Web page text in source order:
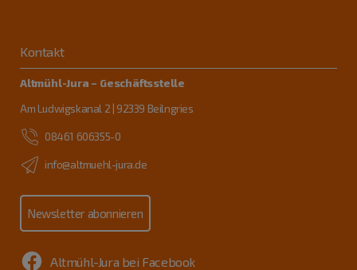
Kontakt
Altmühl-Jura – Geschäftsstelle
Am Ludwigskanal 2 | 92339 Beilngries
08461 606355-0
info@altmuehl-jura.de
Newsletter abonnieren
Altmühl-Jura bei Facebook